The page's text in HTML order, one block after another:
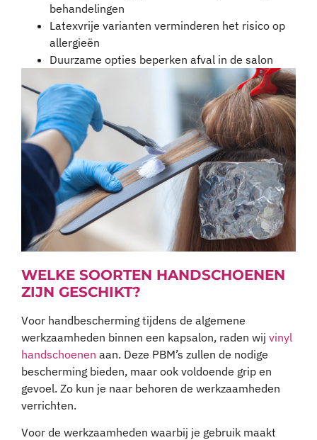
behandelingen
Latexvrije varianten verminderen het risico op
allergieën
Duurzame opties beperken afval in de salon
WELKE SOORTEN HANDSCHOENEN
ZIJN GESCHIKT?
Voor handbescherming tijdens de algemene
werkzaamheden binnen een kapsalon, raden wij vinyl
handschoenen aan. Deze PBM’s zullen de nodige
bescherming bieden, maar ook voldoende grip en
gevoel. Zo kun je naar behoren de werkzaamheden
verrichten.
Voor de werkzaamheden waarbij je gebruik maakt